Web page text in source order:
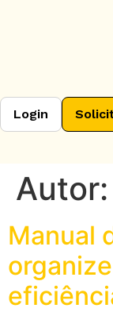
Login
Autor:
Manual